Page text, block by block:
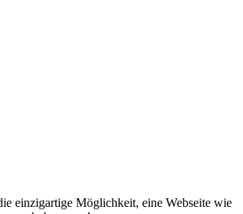
einzigartige Möglichkeit, eine Webseite wie